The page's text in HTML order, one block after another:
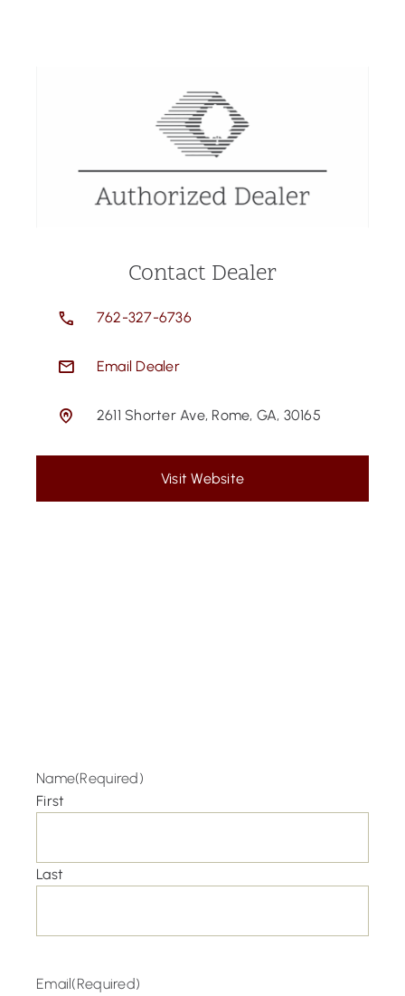
Contact Dealer
762-327-6736
Email Dealer
2611 Shorter Ave, Rome, GA, 30165
Visit Website
Name(Required)
First
Last
Email(Required)